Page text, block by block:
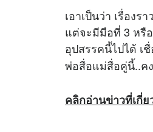
เอาเป็นว่า เรื่อง
แต่จะมีมือที่ 3 หรื
อุปสรรคนี้ไปได้ เ
พ่อสื่อแม่สื่อคู่นี้..ค
คลิกอ่านข่าวที่เกี่ย